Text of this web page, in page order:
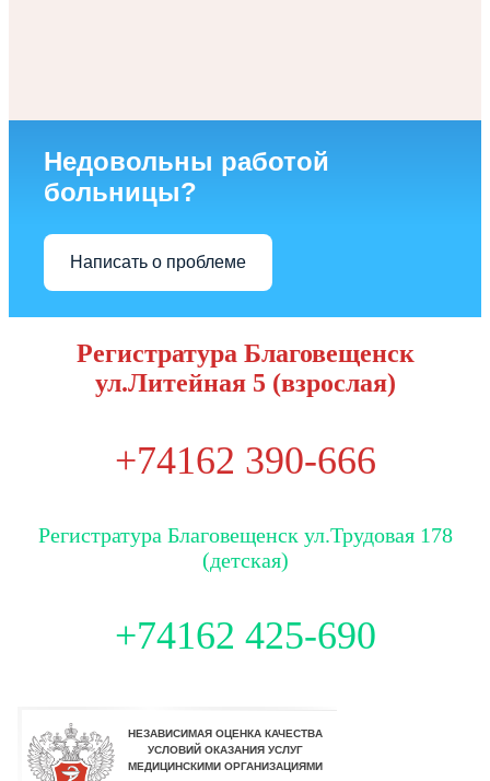
Недовольны работой
больницы?
Написать о проблеме
Регистратура Благовещенск
ул.Литейная 5 (взрослая)
+74162 390-666
Регистратура Благовещенск ул.Трудовая 178
(детская)
+74162 425-690